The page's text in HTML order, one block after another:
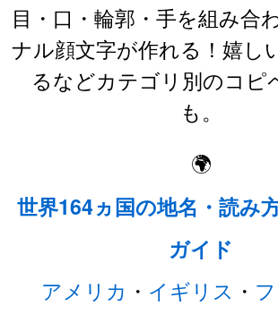
目・口・輪郭・手を組み合
ナル顔文字が作れる！嬉し
るなどカテゴリ別のコピ
も。
🌍
世界164ヵ国の地名・読み
ガイド
アメリカ ・ イギリス ・